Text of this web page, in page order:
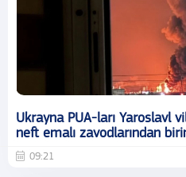
Ukrayna PUA-ları Yaroslavl
neft emalı zavodlarından
09:21